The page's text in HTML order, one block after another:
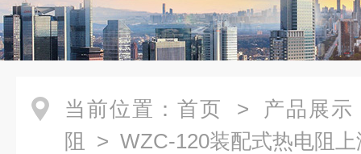
当前位置： 首页 > 产品展示
阻
> WZC-120装配式热电阻